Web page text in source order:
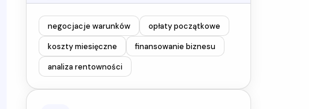
negocjacje warunków
opłaty początkowe
koszty miesięczne
finansowanie biznesu
analiza rentowności